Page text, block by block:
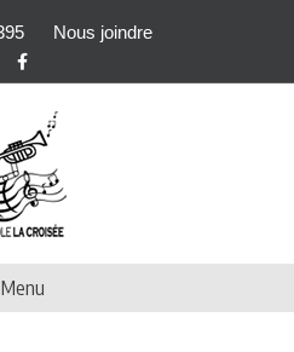
Nous joindre
Facebook
Menu